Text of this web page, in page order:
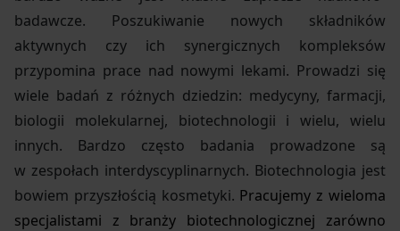
badawcze. Poszukiwanie nowych składników
aktywnych czy ich synergicznych kompleksów
przypomina prace nad nowymi lekami. Prowadzi się
wiele badań z różnych dziedzin: medycyny, farmacji,
biologii molekularnej, biotechnologii i wielu, wielu
innych. Bardzo często badania prowadzone są
w zespołach interdyscyplinarnych. Biotechnologia jest
bowiem przyszłością kosmetyki. Pracujemy z wieloma
specjalistami z branży biotechnologicznej zarówno